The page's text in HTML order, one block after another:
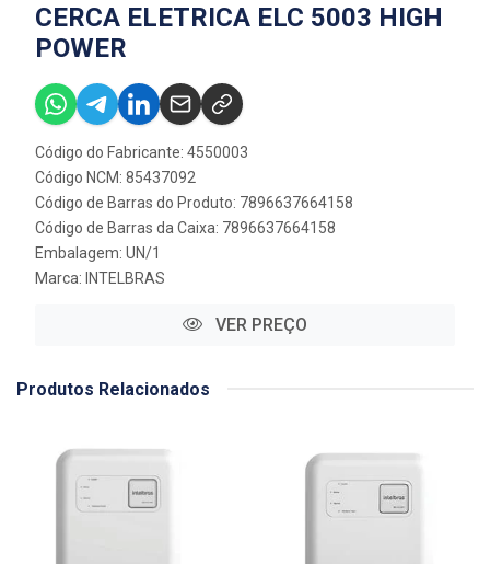
CERCA ELETRICA ELC 5003 HIGH
POWER
Código do Fabricante: 4550003
Código NCM: 85437092
Código de Barras do Produto: 7896637664158
Código de Barras da Caixa: 7896637664158
Embalagem: UN/1
Marca: INTELBRAS
VER PREÇO
Produtos Relacionados